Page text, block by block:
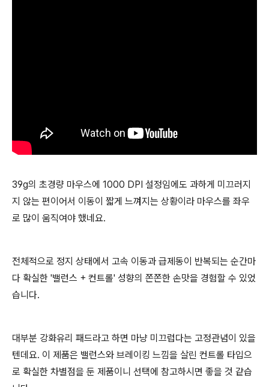
39g의 초경량 마우스에 1000 DPI 설정임에도 과하게 미끄러지
지 않는 편이어서 이동이 짧게 느껴지는 상황이라 마우스를 좌우
로 많이 움직여야 했네요.
전체적으로 정지 상태에서 고속 이동과 급제동이 반복되는 순간마
다 확실한 '밸런스 + 컨트롤' 성향의 쫀쫀한 손맛을 경험할 수 있었
습니다.
대부분 강화유리 패드라고 하면 마냥 미끄럽다는 고정관념이 있을
텐데요. 이 제품은 밸런스와 브레이킹 느낌을 살린 컨트롤 타입으
로 확실한 차별점을 둔 제품이니 선택에 참고하시면 좋을 것 같습